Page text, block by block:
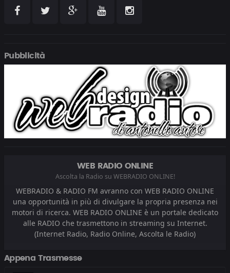
Pubblicità
WEB RADIO ONLINE
Ascolta la Radio su WEBRADIO ONLINE!
WEBRADIO & RADIO FM avranno con WEB RADIO ONLINE
una opportunità in più di divulgare la propria presenza nei
motori di ricerca. WEB RADIO ONLINE è un portale dedicato
alle RADIO che trasmettono in streaming su Internet.
(Internet Radio, Radio Online, Ascolta le Radio)
Appena Trasmesse